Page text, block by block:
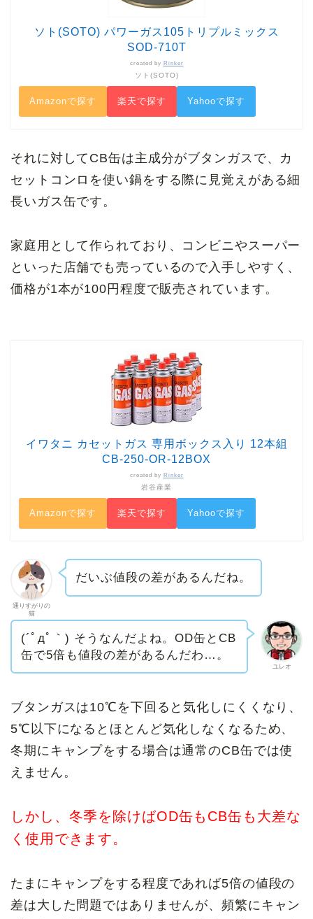
ソト(SOTO) パワーガス105トリプルミックス
SOD-710T
created by Rinker
ソト(SOTO)
Amazonで探す 楽天で探す Yahooで探す
それに対してCB缶は主成分がブタンガスで、カ
セットコンロを使い鍋をする際に見覚えがある細
長いガス缶です。
家庭用として作られており、コンビニやスーパー
といった店舗でも売っているので入手しやすく、
価格が1本が100円程度で販売されています。
イワタニ カセットガス 専用ボックス入り 12本組
CB-250-OR-12BOX
created by Rinker
岩谷産業
Amazonで探す 楽天で探す Yahooで探す
通りすがりの
猫
だいぶ値段の差があるんだね。
ユレオ
(´ﾟдﾟ｀) そうなんだよね。OD缶とCB
缶で5倍も値段の差があるんだわ…。
ブタンガスは10℃を下回ると気化しにくくなり、
5℃以下になるとほとんど気化しなくなるため、
冬期にキャンプをする場合は通常のCB缶では使
えません。
しかし、冬季を除けばOD缶もCB缶も大差な
く使用できます。
たまにキャンプをする程度であれば5倍の値段の
差は大した問題ではありませんが、頻繁にキャン